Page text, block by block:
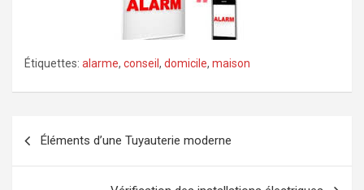
Étiquettes: alarme, conseil , domicile, maison
Navigation
Éléments d’une Tuyauterie moderne